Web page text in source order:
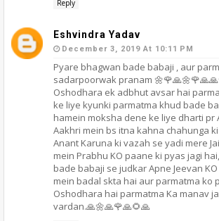
Reply
Eshvindra Yadav
December 3, 2019 At 10:11 PM
Pyare bhagwan bade babaji , aur
sadarpoorwak pranam
Oshodhara ek adbhut avsar hai
ke liye kyunki parmatma khud bade
hamein moksha dene ke liye dharti pr
Aakhri mein bs itna kahna chahunga
Anant Karuna ki vazah se yadi mere
mein Prabhu KO paane ki pyas jagi
bade babaji se judkar Apne Jeevan
mein badal skta hai aur parmatma ko
Oshodhara hai parmatma Ka manav
vardan.🙏🌼🙏🌹🙏🌻🙏